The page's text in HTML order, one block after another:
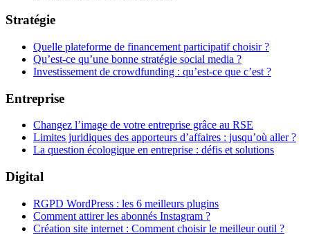
Stratégie
Quelle plateforme de financement participatif choisir ?
Qu’est-ce qu’une bonne stratégie social media ?
Investissement de crowdfunding : qu’est-ce que c’est ?
Entreprise
Changez l’image de votre entreprise grâce au RSE
Limites juridiques des apporteurs d’affaires : jusqu’où aller ?
La question écologique en entreprise : défis et solutions
Digital
RGPD WordPress : les 6 meilleurs plugins
Comment attirer les abonnés Instagram ?
Création site internet : Comment choisir le meilleur outil ?